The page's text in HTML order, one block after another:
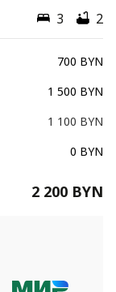
3 2
700 BYN
1 500 BYN
1 100 BYN
0 BYN
2 200 BYN